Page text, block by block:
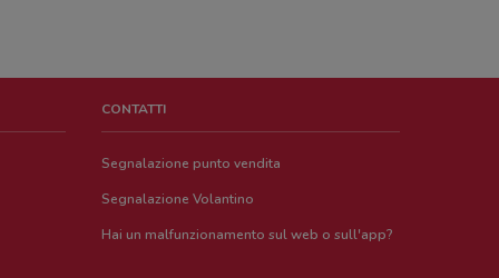
CONTATTI
Segnalazione punto vendita
Segnalazione Volantino
Hai un malfunzionamento sul web o sull'app?